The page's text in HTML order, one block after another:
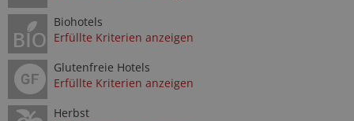
Biohotels
Erfüllte Kriterien anzeigen
Glutenfreie Hotels
Erfüllte Kriterien anzeigen
Herbst